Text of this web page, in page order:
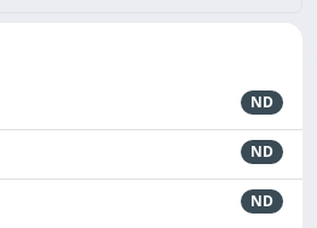
ND
ND
ND